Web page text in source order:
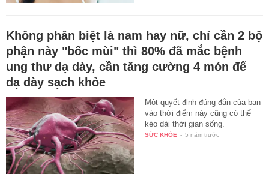
Không phân biệt là nam hay nữ, chỉ cần 2 bộ
phận này "bốc mùi" thì 80% đã mắc bệnh
ung thư dạ dày, cần tăng cường 4 món để
dạ dày sạch khỏe
Một quyết định đúng đắn của bạn
vào thời điểm này cũng có thể
kéo dài thời gian sống.
SỨC KHỎE - 5 năm trước